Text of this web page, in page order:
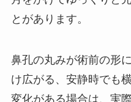
とがあります。
鼻孔の丸みが術前の形
け広がる、安静時でも
変化がある場合は、実